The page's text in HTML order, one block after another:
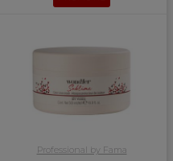
Professional by Fama